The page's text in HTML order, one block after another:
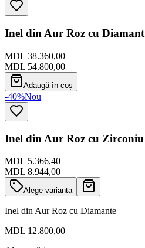
Inel din Aur Roz cu Diamant
MDL 38.360,00
MDL 54.800,00
Adaugă în coș
-40%Nou
Inel din Aur Roz cu Zirconiu
MDL 5.366,40
MDL 8.944,00
Alege varianta
Inel din Aur Roz cu Diamante
MDL 12.800,00